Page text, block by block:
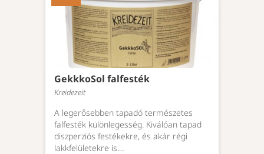
GekkkoSol falfesték
Kreidezeit
A legerősebben tapadó természetes
falfesték különlegesség. Kiválóan tapad
diszperziós festékekre, és akár régi
lakkfelületekre is.…